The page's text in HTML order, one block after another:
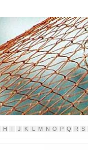
H I J K L M N O P Q R S